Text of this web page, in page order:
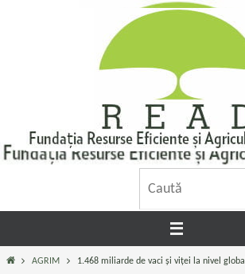
PrimaAGRIM 1.468 miliarde de vaci și viței la nivel global